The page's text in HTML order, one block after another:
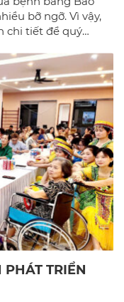
bỡ ngỡ. Vì vậy,
chi tiết để quý
sĩ gia đình hà
TRIỂN